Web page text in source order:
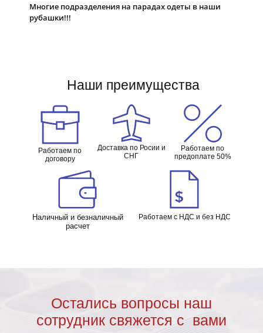
Многие подразделения на парадах одеты в наши
рубашки!!!
Наши преимущества
Работаем по
договору
Доставка по Росии и
СНГ
Работаем по
предоплате 50%
Наличный и безналичный
расчет
Работаем с НДС и без НДС
Остались вопросы наш
сотрудник свяжется с вами